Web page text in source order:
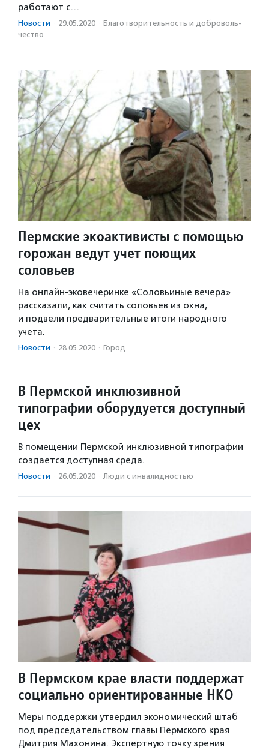
работают с…
Новости · 29.05.2020 · Благотвори­тель­ность и доброволь­
чест­во
Пермские экоактивисты с помощью
горожан ведут учет поющих
соловьев
На онлайн-эковечеринке «Соловьиные вечера»
рассказали, как считать соловьев из окна,
и подвели предварительные итоги народного
учета.
Новости · 28.05.2020 · Город
В Пермской инклюзивной
типографии оборудуется доступный
цех
В помещении Пермской инклюзивной типографии
создается доступная среда.
Новости · 26.05.2020 · Люди с инвалидностью
В Пермском крае власти поддержат
социально ориентированные НКО
Меры поддержки утвердил экономический штаб
под председательством главы Пермского края
Дмитрия Махонина. Экспертную точку зрения